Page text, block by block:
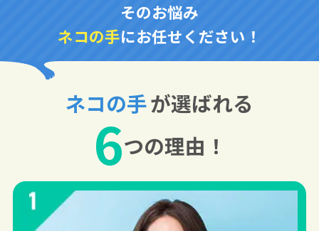
そのお悩み
ネコの手にお任せください！
ネコの手が選ばれる
6つの理由！